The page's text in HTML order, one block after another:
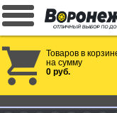
Товаров в
на сумму
0 руб.